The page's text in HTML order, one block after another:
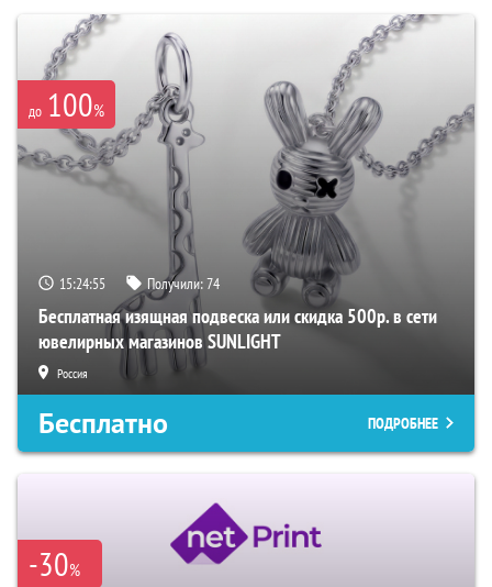
до 100%
15:24:55 Получили:74
Бесплатная изящная подвеска или скидка 500р. в сети
ювелирных магазинов SUNLIGHT
Россия
Бесплатно ПОДРОБНЕЕ
-30%